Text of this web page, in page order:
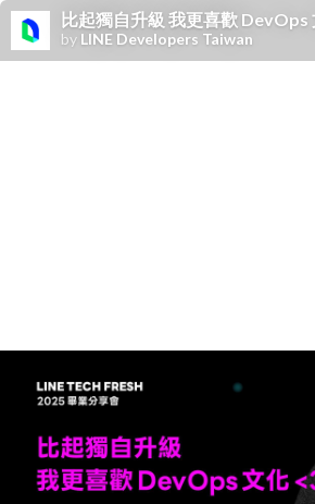
比起獨自升級 我更喜歡 DevOps
by LINE Developers Taiwan